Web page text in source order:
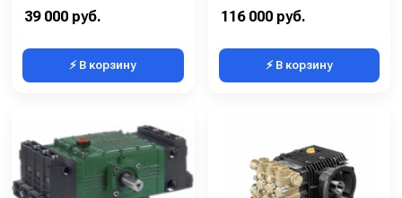
Обороты двигателя (об/мин):
39 000 руб.
⚡ В корзину
116 000 руб.
⚡ В корзину